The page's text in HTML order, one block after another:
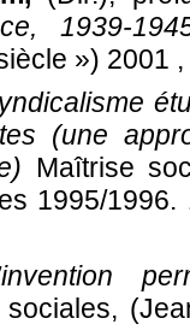
1939-
») 2001
(une
Maîtrise
1995/